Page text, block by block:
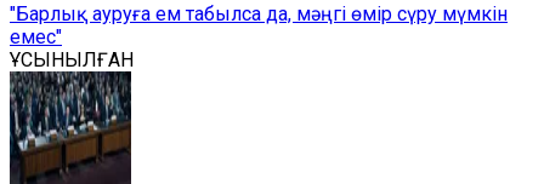
"Барлық ауруға ем табылса да, мәңгі өмір сүру мүмкін
емес"
ҰСЫНЫЛҒАН